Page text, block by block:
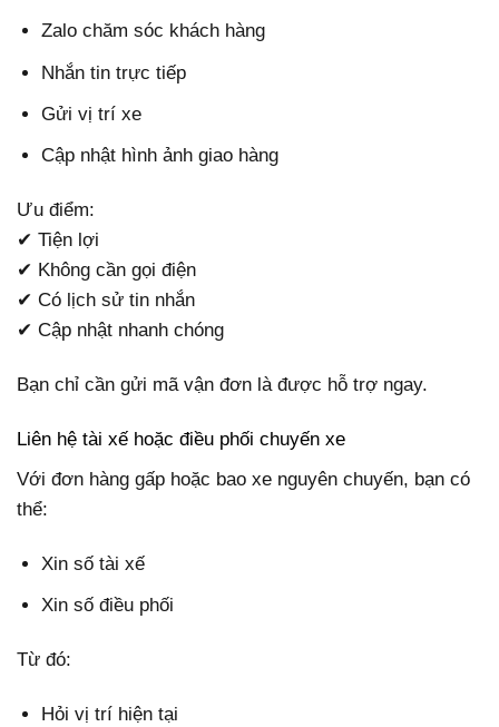
Zalo chăm sóc khách hàng
Nhắn tin trực tiếp
Gửi vị trí xe
Cập nhật hình ảnh giao hàng
Ưu điểm:
✔ Tiện lợi
✔ Không cần gọi điện
✔ Có lịch sử tin nhắn
✔ Cập nhật nhanh chóng
Bạn chỉ cần gửi mã vận đơn là được hỗ trợ ngay.
Liên hệ tài xế hoặc điều phối chuyến xe
Với đơn hàng gấp hoặc bao xe nguyên chuyến, bạn có
thể:
Xin số tài xế
Xin số điều phối
Từ đó:
Hỏi vị trí hiện tại